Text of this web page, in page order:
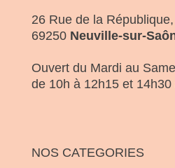
26 Rue de la République,
69250 Neuville-sur-
Ouvert du Mardi au
de 10h à 12h15 et 14h30
NOS CATEGORIES